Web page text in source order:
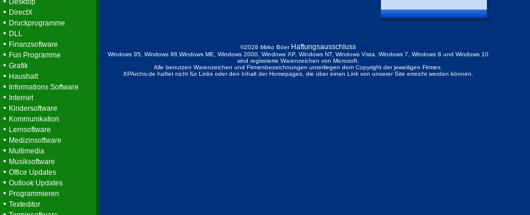
Desktop
• DirectX
• Druckprogramme
• DLL
• Finanzsoftware
• Fun Programme
• Grafik
• Haushalt
• Informations Software
• Internet
• Kindersoftware
• Kommunikation
• Lernsoftware
• Medizinsoftware
• Multimedia
• Musiksoftware
• Office Updates
• Outlook Updates
• Programmieren
• Texteditor
©2026 Mirko Böer Haftungsausschluss
Windows 95, Windows 98,Windows ME, Windows 2000, Windows XP, Windows NT, Windows Vista, Windows 7, Windows 8 und Windows 10
sind registrierte Warenzeichen von Microsoft.
Alle benutzen Warenzeichen und Firmenbezeichnungen unterliegen dem Copyright der jeweiligen Firmen.
XPArchiv.de haftet nicht für Links oder den Inhalt der Homepages, die über einen Link von unserer Site erreicht werden können.